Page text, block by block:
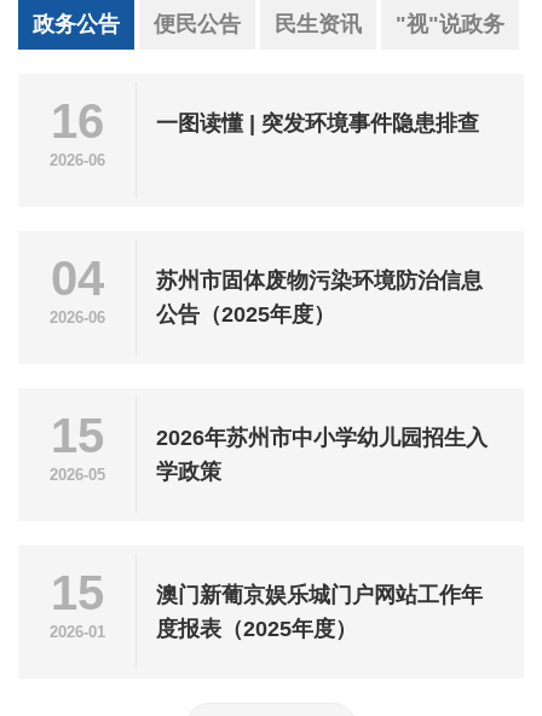
政务公告 便民公告 民生资讯 "视"说政务
16
2026-06
一图读懂 | 突发环境事件隐患排查
04
2026-06
苏州市固体废物污染环境防治信息
公告（2025年度）
15
2026-05
2026年苏州市中小学幼儿园招生入
学政策
15
2026-01
澳门新葡京娱乐城门户网站工作年
度报表（2025年度）